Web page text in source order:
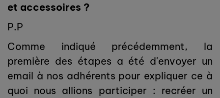
et accessoires ?
P.P
Comme indiqué précédemment, la
première des étapes a été d'envoyer un
email à nos adhérents pour expliquer ce à
quoi nous allions participer : recréer un